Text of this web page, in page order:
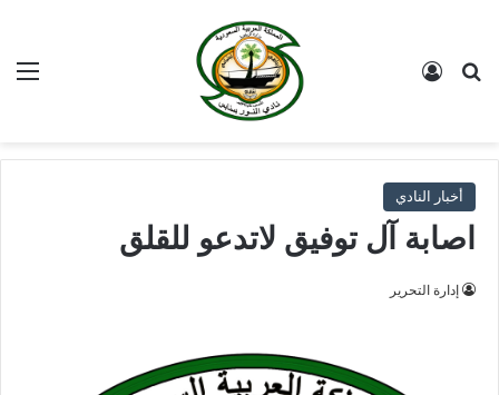
بحث عن
أخبار النادي
اصابة آل توفيق لاتدعو للقلق
إدارة التحرير